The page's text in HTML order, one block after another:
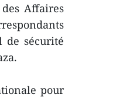
Affaires
de sécurité
pour